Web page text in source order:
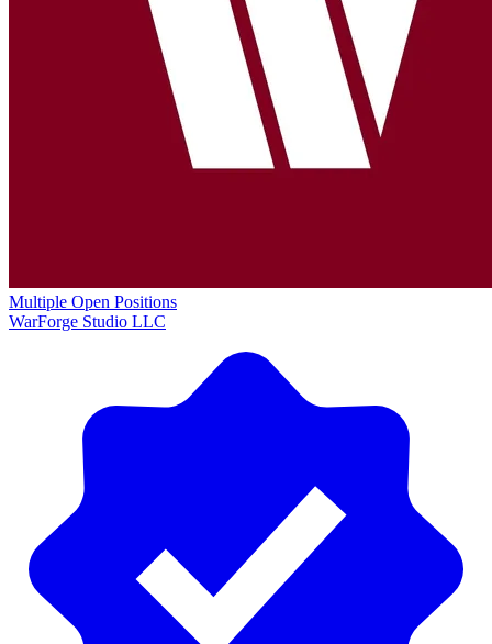
Multiple Open Positions
WarForge Studio LLC